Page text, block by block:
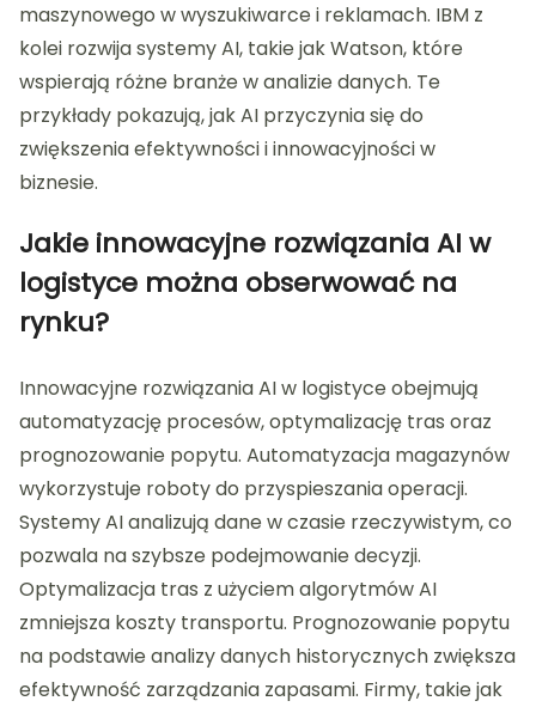
maszynowego w wyszukiwarce i reklamach. IBM z
kolei rozwija systemy AI, takie jak Watson, które
wspierają różne branże w analizie danych. Te
przykłady pokazują, jak AI przyczynia się do
zwiększenia efektywności i innowacyjności w
biznesie.
Jakie innowacyjne rozwiązania AI w
logistyce można obserwować na
rynku?
Innowacyjne rozwiązania AI w logistyce obejmują
automatyzację procesów, optymalizację tras oraz
prognozowanie popytu. Automatyzacja magazynów
wykorzystuje roboty do przyspieszania operacji.
Systemy AI analizują dane w czasie rzeczywistym, co
pozwala na szybsze podejmowanie decyzji.
Optymalizacja tras z użyciem algorytmów AI
zmniejsza koszty transportu. Prognozowanie popytu
na podstawie analizy danych historycznych zwiększa
efektywność zarządzania zapasami. Firmy, takie jak